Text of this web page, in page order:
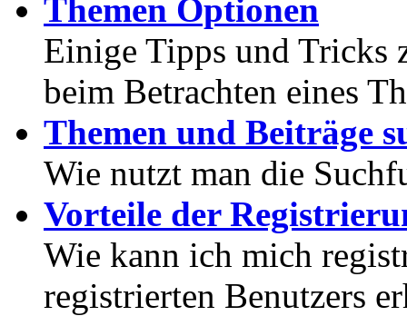
Themen Optionen
Einige Tipps und Tricks
beim Betrachten eines
Themen und Beiträge
Wie nutzt man die
Vorteile der
Wie kann ich mich
registrierten Benutzers